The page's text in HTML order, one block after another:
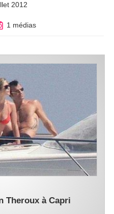
2012
1 médias
Theroux à Capri